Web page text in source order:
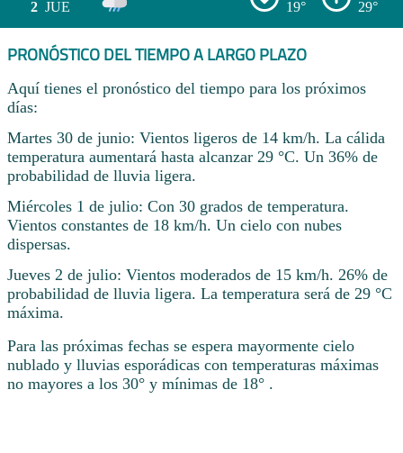
2 JUE 19° 29°
PRONÓSTICO DEL TIEMPO A LARGO PLAZO
Aquí tienes el pronóstico del tiempo para los próximos
días:
Martes 30 de junio: Vientos ligeros de 14 km/h. La cálida
temperatura aumentará hasta alcanzar 29 °C. Un 36% de
probabilidad de lluvia ligera.
Miércoles 1 de julio: Con 30 grados de temperatura.
Vientos constantes de 18 km/h. Un cielo con nubes
dispersas.
Jueves 2 de julio: Vientos moderados de 15 km/h. 26% de
probabilidad de lluvia ligera. La temperatura será de 29 °C
máxima.
Para las próximas fechas se espera mayormente cielo
nublado y lluvias esporádicas con temperaturas máximas
no mayores a los 30° y mínimas de 18° .